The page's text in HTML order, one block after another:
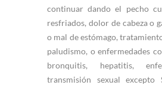
continuar dando el pecho
resfriados, dolor de cabeza o
o mal de estómago,
paludismo, o enfermedades
bronquitis, hepatitis,
transmisión sexual excepto